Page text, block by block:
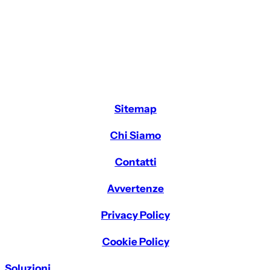
Sitemap
Chi Siamo
Contatti
Avvertenze
Privacy Policy
Cookie Policy